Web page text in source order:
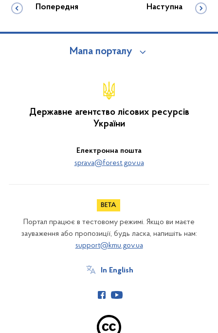
Попередня Наступна
Мапа порталу
Державне агентство лісових ресурсів
України
Електронна пошта
sprava@forest.gov.ua
Портал працює в тестовому режимі. Якщо ви маєте
зауваження або пропозиції, будь ласка, напишіть нам:
support@kmu.gov.ua
In English